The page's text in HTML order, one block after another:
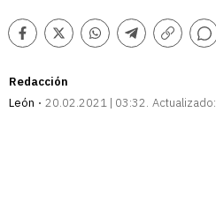
Facebook
TwitterWhatsappTelegram
Copiar
Comentarios
Redacción
León
20.02.2021 | 03:32 Actualizado: